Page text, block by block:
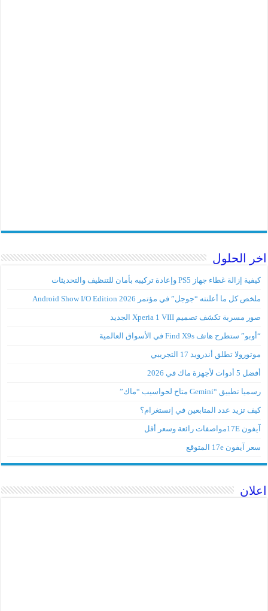
اخر الحلول
كيفية إزالة غطاء جهاز PS5 وإعادة تركيبه بأمان للتنظيف والتحديثات
ملخص كل ما أعلنته “جوجل” في مؤتمر Android Show I/O Edition 2026
صور مسربة تكشف تصميم Xperia 1 VIII الجديد
“أوبو” ستطرح هاتف Find X9s في الأسواق العالمية
موتورولا تطلق أندرويد 17 التجريبي
أفضل 5 أدوات لأجهزة ماك في 2026
رسميا تطبيق “Gemini متاح لحواسيب “ماك”
كيف تزيد عدد المتابعين في إنستغرام؟
آيفون 17Eمواصفات رائعة وسعر أقل
سعر آيفون 17e المتوقع
اعلان